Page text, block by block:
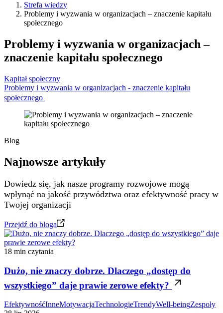
Strefa wiedzy
Problemy i wyzwania w organizacjach – znaczenie kapitału
społecznego
Problemy i wyzwania w organizacjach –
znaczenie kapitału społecznego
Kapitał społeczny
Problemy i wyzwania w organizacjach - znaczenie kapitału
społecznego
Blog
Najnowsze artykuły
Dowiedz się, jak nasze programy rozwojowe mogą
wpłynąć na jakość przywództwa oraz efektywność pracy w
Twojej organizacji
Przejdź do bloga
18 min czytania
Dużo, nie znaczy dobrze. Dlaczego „dostęp do
wszystkiego” daje prawie zerowe efekty?
EfektywnośćInneMotywacjaTechnologieTrendyWell-beingZespoły